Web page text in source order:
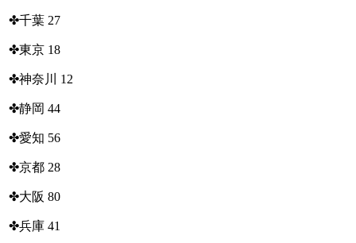
✤千葉 27
✤東京 18
✤神奈川 12
✤静岡 44
✤愛知 56
✤京都 28
✤大阪 80
✤兵庫 41